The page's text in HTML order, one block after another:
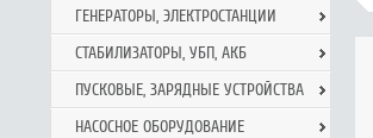
ГЕНЕРАТОРЫ, ЭЛЕКТРОСТАНЦИИ
СТАБИЛИЗАТОРЫ, УБП, АКБ
ПУСКОВЫЕ, ЗАРЯДНЫЕ УСТРОЙСТВА
НАСОСНОЕ ОБОРУДОВАНИЕ